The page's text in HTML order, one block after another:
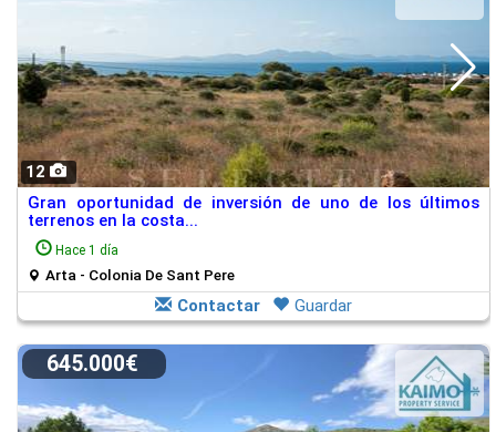
12
Gran oportunidad de inversión de uno de los últimos
terrenos en la costa...
Hace 1 día
Arta - Colonia De Sant Pere
Contactar Guardar
645.000€